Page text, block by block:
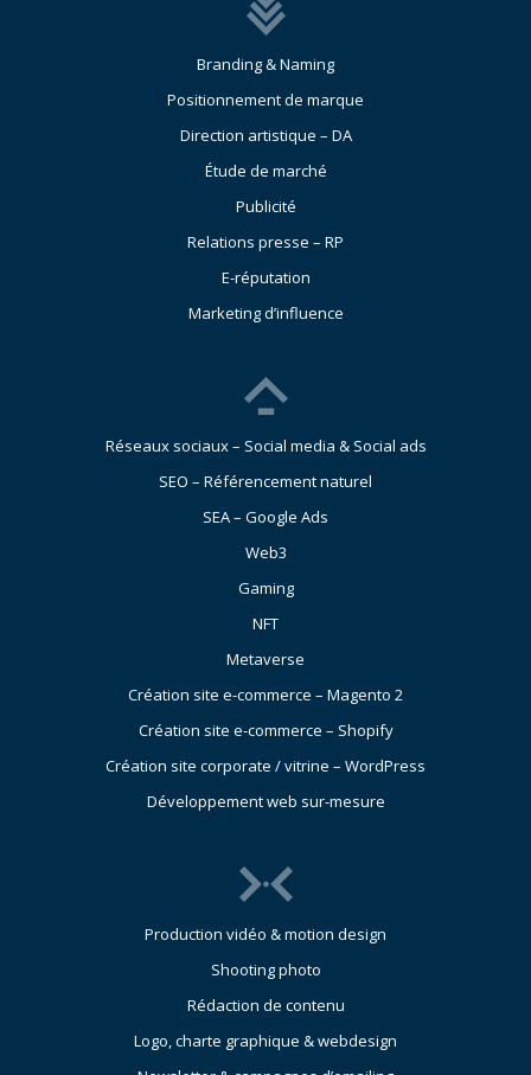
Branding & Naming
Positionnement de marque
Direction artistique – DA
Étude de marché
Publicité
Relations presse – RP
E-réputation
Marketing d’influence
Réseaux sociaux – Social media & Social ads
SEO – Référencement naturel
SEA – Google Ads
Web3
Gaming
NFT
Metaverse
Création site e-commerce – Magento 2
Création site e-commerce – Shopify
Création site corporate / vitrine – WordPress
Développement web sur-mesure
Production vidéo & motion design
Shooting photo
Rédaction de contenu
Logo, charte graphique & webdesign